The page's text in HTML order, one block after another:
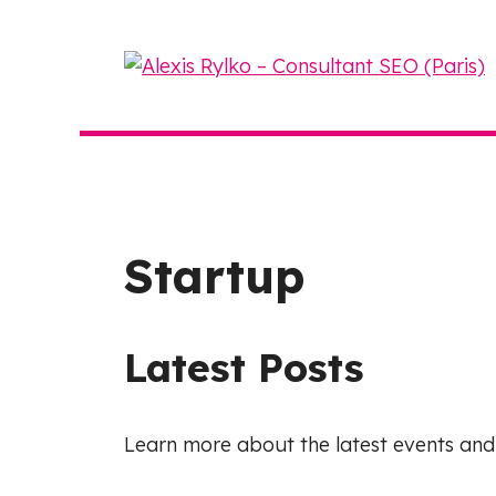
Startup
Latest Posts
Learn more about the latest events